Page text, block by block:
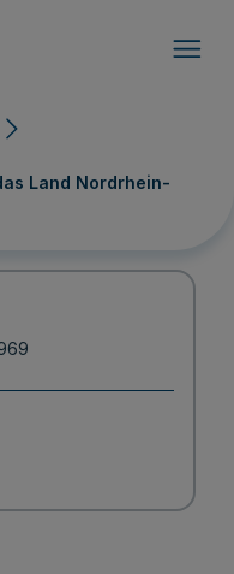
Land Nordrhein-